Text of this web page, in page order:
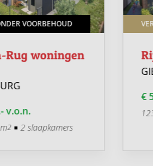
VOORBEHOUD
Rug woningen
v.o.n.
2 2 slaapkamers
€